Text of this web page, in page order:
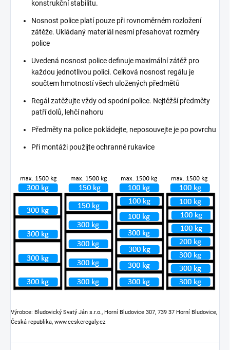
konstrukční stabilitu.
Nosnost police platí pouze při rovnoměrném rozložení
zátěže. Ukládaný materiál nesmí přesahovat rozměry
police
Uvedená nosnost police definuje maximální zátěž pro
každou jednotlivou polici. Celková nosnost regálu je
součtem hmotností všech uložených předmětů
Regál zatěžujte vždy od spodní police. Nejtěžší předměty
patří dolů, lehčí nahoru
Předměty na police pokládejte, neposouvejte je po povrchu
Při montáži použijte ochranné rukavice
Výrobce: Bludovický Svatý Ján s.r.o., Horní Bludovice 307, 739 37 Horní Bludovice,
Česká republika, www.ceskeregaly.cz